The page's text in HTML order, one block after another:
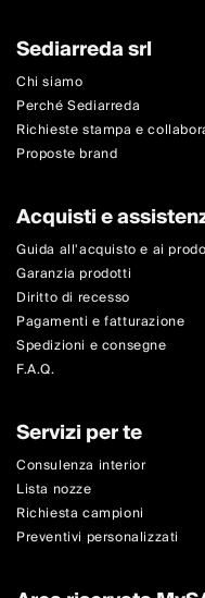
Sediarreda srl
Chi siamo
Perché Sediarreda
Richieste stampa e
Proposte brand
Acquisti e
Guida all'acquisto e ai
Garanzia prodotti
Diritto di recesso
Pagamenti e fatturazione
Spedizioni e consegne
F.A.Q.
Servizi per te
Consulenza interior
Lista nozze
Richiesta campioni
Preventivi personalizzati